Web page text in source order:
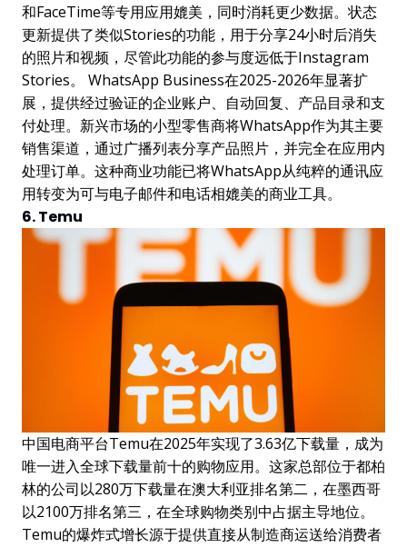
和FaceTime等专用应用媲美，同时消耗更少数据。状态
更新提供了类似Stories的功能，用于分享24小时后消失
的照片和视频，尽管此功能的参与度远低于Instagram
Stories。 WhatsApp Business在2025-2026年显著扩
展，提供经过验证的企业账户、自动回复、产品目录和支
付处理。新兴市场的小型零售商将WhatsApp作为其主要
销售渠道，通过广播列表分享产品照片，并完全在应用内
处理订单。这种商业功能已将WhatsApp从纯粹的通讯应
用转变为可与电子邮件和电话相媲美的商业工具。
6. Temu
中国电商平台Temu在2025年实现了3.63亿下载量，成为
唯一进入全球下载量前十的购物应用。这家总部位于都柏
林的公司以280万下载量在澳大利亚排名第二，在墨西哥
以2100万排名第三，在全球购物类别中占据主导地位。
Temu的爆炸式增长源于提供直接从制造商运送给消费者